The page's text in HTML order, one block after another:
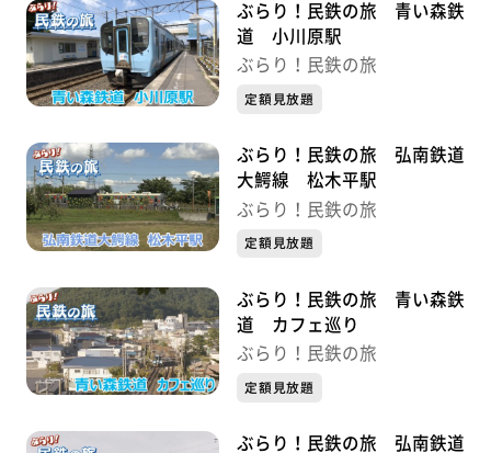
ぶらり！民鉄の旅 青い森鉄
道 小川原駅
ぶらり！民鉄の旅
定額見放題
ぶらり！民鉄の旅 弘南鉄道
大鰐線 松木平駅
ぶらり！民鉄の旅
定額見放題
ぶらり！民鉄の旅 青い森鉄
道 カフェ巡り
ぶらり！民鉄の旅
定額見放題
ぶらり！民鉄の旅 弘南鉄道